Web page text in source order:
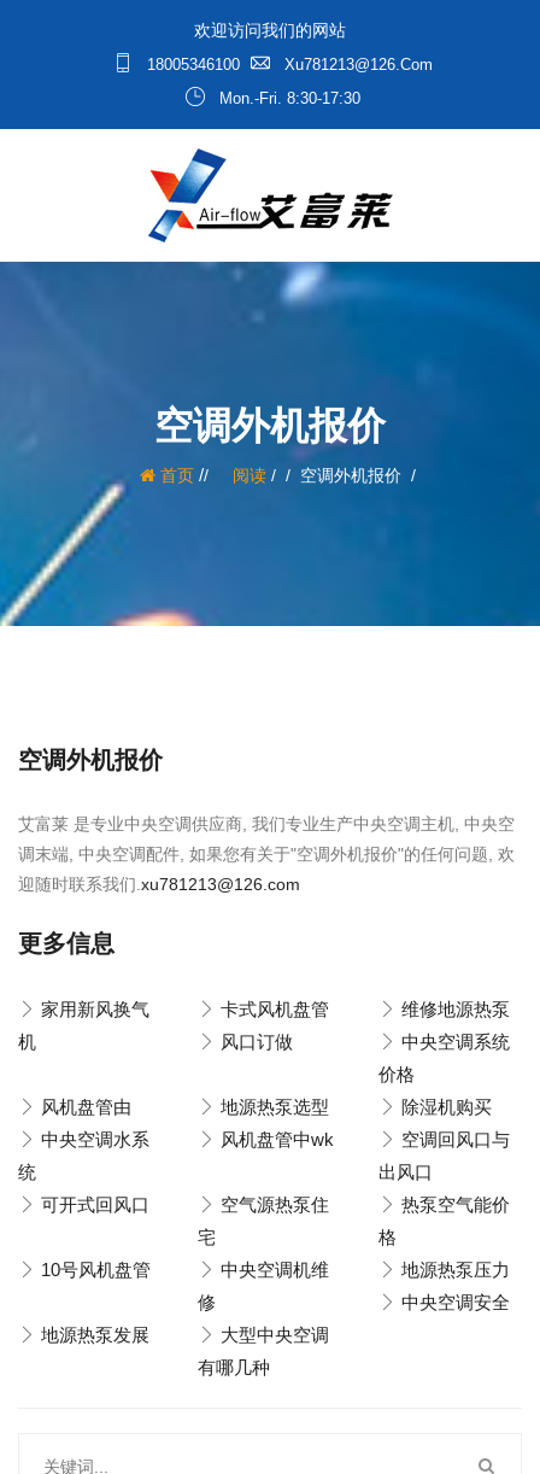
欢迎访问我们的网站
18005346100
Xu781213@126.com
Mon.-Fri. 8:30-17:30
空调外机报价
首页/ 阅读/ 空调外机报价
空调外机报价
艾富莱 是专业中央空调供应商, 我们专业生产中央空调主机, 中央空
调末端, 中央空调配件, 如果您有关于"空调外机报价"的任何问题, 欢
迎随时联系我们. xu781213@126.com
更多信息
家用新风换气
机
卡式风机盘管
维修地源热泵
风口订做
中央空调系统
价格
风机盘管由
地源热泵选型
除湿机购买
中央空调水系
统
风机盘管中wk
空调回风口与
出风口
可开式回风口
空气源热泵住
宅
热泵空气能价
格
10号风机盘管
中央空调机维
修
地源热泵压力
中央空调安全
地源热泵发展
大型中央空调
有哪几种